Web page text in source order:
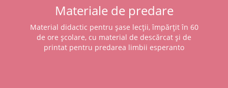
Materiale de predare
Material didactic pentru șase lecții, împărțit în 60
de ore școlare, cu material de descărcat și de
printat pentru predarea limbii esperanto